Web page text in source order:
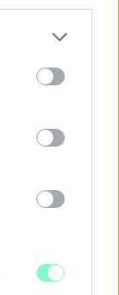
Google
may click to
tags to
Google
EGY SOR
A HÉTVÉGÉN
Induló és
csomó minden
Szólj hozzá!